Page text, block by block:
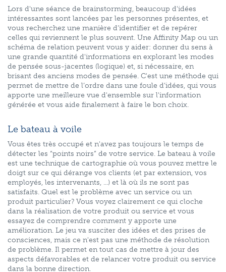
Lors d'une séance de brainstorming, beaucoup d'idées
intéressantes sont lancées par les personnes présentes, et
vous recherchez une manière d’identifier et de repérer
celles qui reviennent le plus souvent. Une Affinity Map ou un
schéma de relation peuvent vous y aider: donner du sens à
une grande quantité d'informations en explorant les modes
de pensée sous-jacentes (logique) et, si nécessaire, en
brisant des anciens modes de pensée. C'est une méthode qui
permet de mettre de l’ordre dans une foule d’idées, qui vous
apporte une meilleure vue d'ensemble sur l'information
générée et vous aide finalement à faire le bon choix.
Le bateau à voile
Vous êtes très occupé et n'avez pas toujours le temps de
détecter les “points noirs” de votre service. Le bateau à voile
est une technique de cartographie où vous pouvez mettre le
doigt sur ce qui dérange vos clients (et par extension, vos
employés, les intervenants, ...) et là où ils ne sont pas
satisfaits. Quel est le problème avec un service ou un
produit particulier? Vous voyez clairement ce qui cloche
dans la réalisation de votre produit ou service et vous
essayez de comprendre comment y apporte une
amélioration. Le jeu va susciter des idées et des prises de
consciences, mais ce n'est pas une méthode de résolution
de problème. Il permet en tout cas de mettre à jour des
aspects défavorables et de relancer votre produit ou service
dans la bonne direction.